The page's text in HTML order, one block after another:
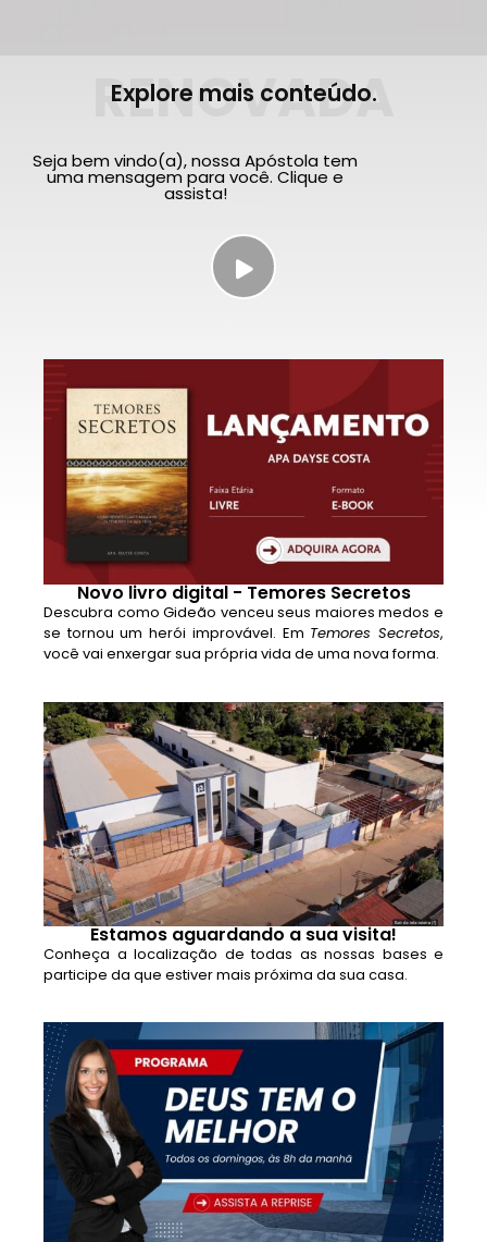
RENOVADA
Explore mais conteúdo.
Seja bem vindo(a), nossa Apóstola tem
uma mensagem para você. Clique e
assista!
Novo livro digital - Temores Secretos
Descubra como Gideão venceu seus maiores medos e
se tornou um herói improvável. Em Temores Secretos,
você vai enxergar sua própria vida de uma nova forma.
Estamos aguardando a sua visita!
Conheça a localização de todas as nossas bases e
participe da que estiver mais próxima da sua casa.